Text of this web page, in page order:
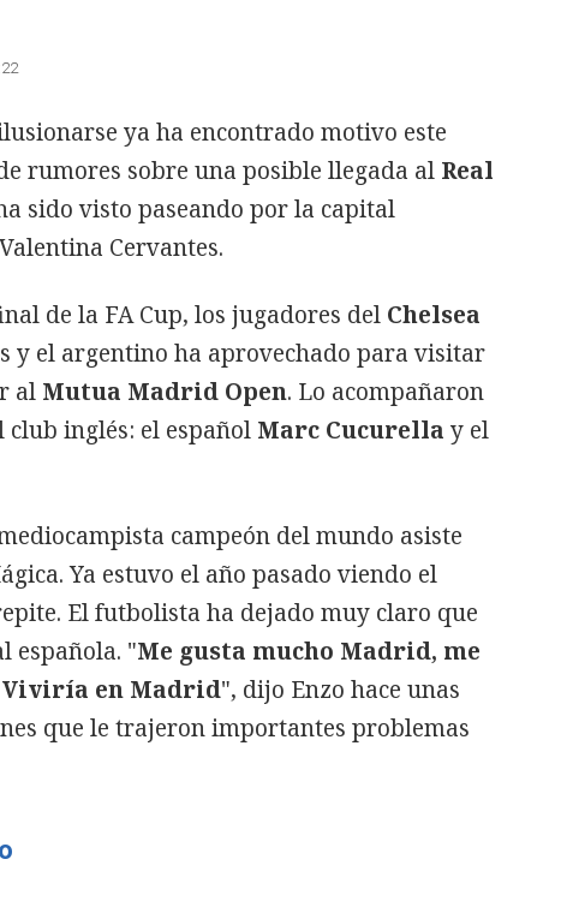
ya ha encontrado motivo este
rumores sobre una posible llegada al Real
sido visto paseando por la capital
Cervantes.
de la FA Cup, los jugadores del Chelsea
y el argentino ha aprovechado para visitar
al Mutua Madrid Open. Lo acompañaron
club inglés: el español Marc Cucurella y el
campeón del mundo asiste
Ya estuvo el año pasado viendo el
El futbolista ha dejado muy claro que
española. "Me gusta mucho Madrid, me
Viviría en Madrid", dijo Enzo hace unas
que le trajeron importantes problemas